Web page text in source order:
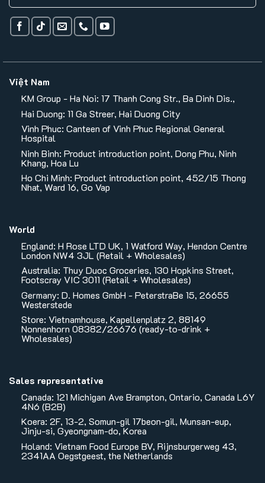
Việt Nam
KM Group - Ha Noi: 17 Thanh Cong Str., Ba Dinh Dis.,
Hai Duong: 11 Ga Streer, Hai Duong City
Vinh Phuc: Canteen of Vinh Phuc Regional General
Hospital
Ninh Binh: Product introduction point, Dong Phu, Ninh
Khang, Hoa Lu
Ho Chi Minh: Product introduction point, 452/15 Thong
Nhat, Ward 16, Go Vap
World
England: H Rose LTD UK, 1 Watford Way, Hendon Centre
London NW4 3JL (Retail + Wholesales)
Australia: Thuy Duoc Groceries, 130 Hopkins Street,
Footscray VIC 3011 (Retail + Wholesales)
Germany: D. Homes GmbH - PeterstraBe 15, 26655
Westerstede
Store: Vietnamhouse, Kapellenplatz 2, 88149
Nonnenhorn 08382/26676 (ready-to-drink +
Wholesales)
Sales representative
Canada: 121 Michigan Ave Brampton, Ontario, Canada L6Y
4N6 (B2B)
Koera: 2F, 13-2, Somun-gil 17beon-gil, Munsan-eup,
Jinju-si, Gyeongnam-do, Korea
Holand: Vietnam Food Europe BV, Rijnsburgerweg 43,
2341AA Oegstgeest, the Netherlands